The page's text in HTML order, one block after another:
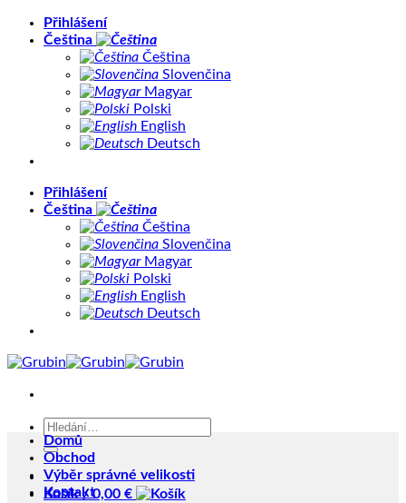
PřeskočitPřihlášení
Čeština
Čeština
Slovenčina
Magyar
Polski
English
Deutsch
Přihlášení
Čeština
Čeština
Slovenčina
Magyar
Polski
English
Deutsch
Hledat:
Košík /0,00 €
Domů
Obchod
Výběr správné velikosti
Kontakt